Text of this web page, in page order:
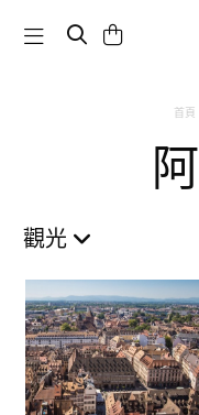
Toggle navigation
首頁
觀光